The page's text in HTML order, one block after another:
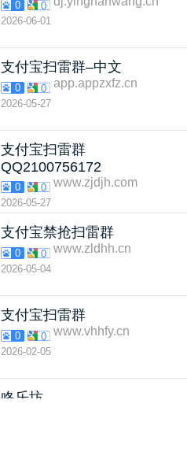
0 0
2026-06-01
支付宝扫雷群–中文
0 0 app.appzxfz.cn
2026-05-27
支付宝扫雷群
QQ2100756172
0 0 www.zjdjh.com
2026-05-27
支付宝禁抢扫雷群
0 0 www.zldhh.cn
2026-05-04
支付宝扫雷群
0 0 www.vhhfy.cn
2026-02-05
咚乐坊